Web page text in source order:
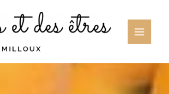
Main
Menu